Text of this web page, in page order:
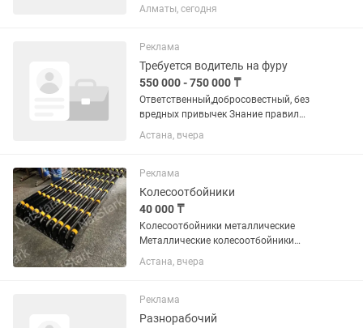
Алматы, сегодня
Реклама
Требуется водитель на фуру
550 000 - 750 000 ₸
Ответственный,добросовестный, без
вредных привычек Знание правил
заполнения сопроводительных
документов Водительские права
границу Маршрут РФ Московская обл-
РК Астана
Астана, вчера
Реклама
Колесоотбойники
40 000 ₸
Колесоотбойники металлические
Металлические колесоотбойники
предназначены для ограничения
движения транспортных средств и
наезда. Применяются на парковках, в...
Астана, вчера
Реклама
Разнорабочий